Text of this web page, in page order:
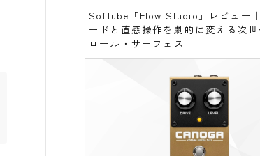
Softube「Flow Studio」レビュー
ードと直感操作を劇的に変える次
ロール・サーフェス